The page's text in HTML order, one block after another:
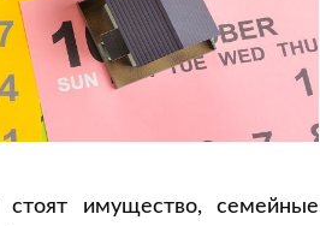
имущество, семейные